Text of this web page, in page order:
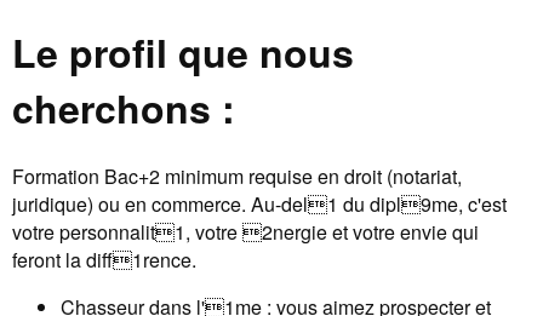
Le profil que nous
cherchons :
Formation Bac+2 minimum requise en droit (notariat,
juridique) ou en commerce. Au-del1 du dipl9me, c'est
votre personnalit1, votre 2nergie et votre envie qui
feront la diff1rence.
Chasseur dans l'1me : vous aimez prospecter et